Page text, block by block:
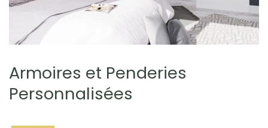
Armoires et Penderies
Personnalisées